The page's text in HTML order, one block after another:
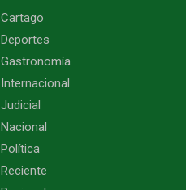
Cartago
Deportes
Gastronomía
Internacional
Judicial
Nacional
Política
Reciente